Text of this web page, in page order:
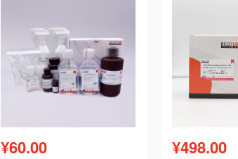
¥60.00 ¥498.00